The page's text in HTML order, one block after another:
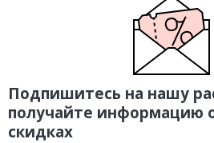
Подпишитесь на нашу
получайте информацию
скидках